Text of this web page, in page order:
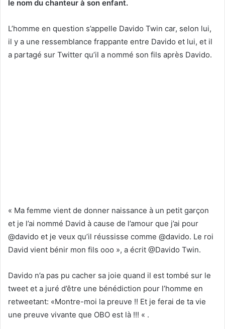
le nom du chanteur à son enfant.
L’homme en question s’appelle Davido Twin car, selon lui,
il y a une ressemblance frappante entre Davido et lui, et il
a partagé sur Twitter qu’il a nommé son fils après Davido.
« Ma femme vient de donner naissance à un petit garçon
et je l’ai nommé David à cause de l’amour que j’ai pour
@davido et je veux qu’il réussisse comme @davido. Le roi
David vient bénir mon fils ooo », a écrit @Davido Twin.
Davido n’a pas pu cacher sa joie quand il est tombé sur le
tweet et a juré d’être une bénédiction pour l’homme en
retweetant: «Montre-moi la preuve !! Et je ferai de ta vie
une preuve vivante que OBO est là !!! « .